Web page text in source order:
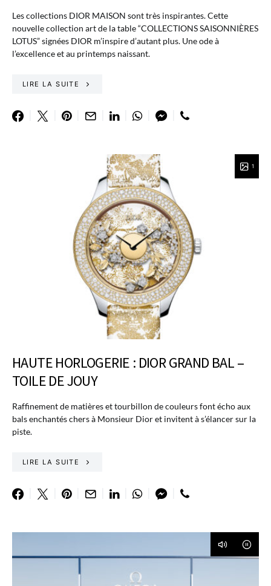
Les collections DIOR MAISON sont très inspirantes. Cette
nouvelle collection art de la table “COLLECTIONS SAISONNIÈRES
LOTUS” signées DIOR m’inspire d’autant plus. Une ode à
l’excellence et au printemps naissant.
LIRE LA SUITE
1
HAUTE HORLOGERIE : DIOR GRAND BAL –
TOILE DE JOUY
Raffinement de matières et tourbillon de couleurs font écho aux
bals enchantés chers à Monsieur Dior et invitent à s’élancer sur la
piste.
LIRE LA SUITE